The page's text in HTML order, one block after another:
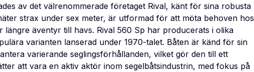
av det välrenommerade företaget Rival, känt för sina robusta
strax under sex meter, är utformad för att möta behoven hos
längre äventyr till havs. Rival 560 Sp har producerats i olika
varianten lanserad under 1970-talet. Båten är känd för sin
varierande seglingsförhållanden, vilket gör den till ett
att vara en aktiv aktör inom segelbåtsindustrin, med fokus på